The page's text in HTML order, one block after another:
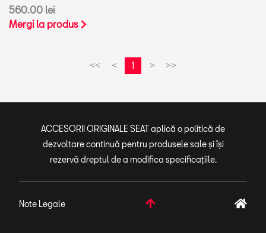
560.00 lei
Mergi la produs
<< < 1 > >>
ACCESORII ORIGINALE SEAT aplică o politică de
dezvoltare continuă pentru produsele sale și își
rezervă dreptul de a modifica specificațiile.
Note Legale